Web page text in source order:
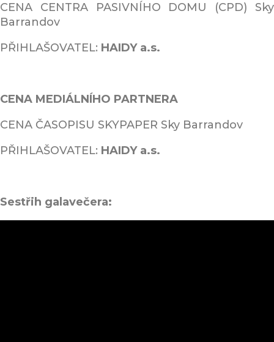
CENA CENTRA PASIVNÍHO DOMU (CPD) Sky
Barrandov
PŘIHLAŠOVATEL: HAIDY a.s.
CENA MEDIÁLNÍHO PARTNERA
CENA ČASOPISU SKYPAPER Sky Barrandov
PŘIHLAŠOVATEL: HAIDY a.s.
Sestřih galavečera: